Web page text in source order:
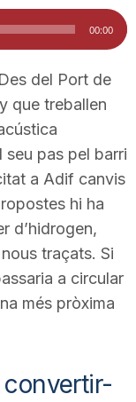
00:00
del Port de
que treballen
seu pas pel barri
a Adif canvis
hi ha
d’hidrogen,
traçats. Si
a circular
més pròxima